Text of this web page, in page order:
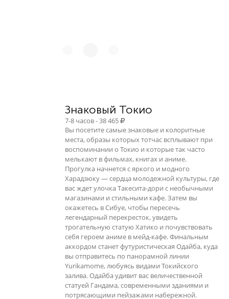
Знаковый Токио
7-8 часов - 38 465
Вы посетите самые знаковые и колоритные
места, образы которых тотчас всплывают при
воспоминании о Токио и которые так часто
мелькают в фильмах, книгах и аниме.
Прогулка начнется с яркого и модного
Харадзюку — сердца молодежной культуры, где
вас ждет улочка Такесита-дори с необычными
магазинами и стильными кафе. Затем вы
окажетесь в Сибуе, чтобы пересечь
легендарный перекресток, увидеть
трогательную статую Хатико и почувствовать
себя героем аниме в мейд-кафе. Финальным
аккордом станет футуристическая Одайба, куда
вы отправитесь по панорамной линии
Yurikamome, любуясь видами Токийского
залива. Одайба удивит вас величественной
статуей Гандама, современными зданиями и
потрясающими пейзажами набережной.